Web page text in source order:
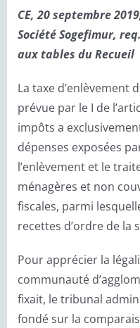
CE, 20 septembre
Société Sogefimur,
aux tables du Recueil
La taxe d’enlèvement
prévue par le I de
impôts a
dépenses exposées
l’enlèvement et le
ménagères et non
fiscales, parmi
recettes d’ordre de la
Pour apprécier la
communauté
fixait, le tribunal
fondé sur la